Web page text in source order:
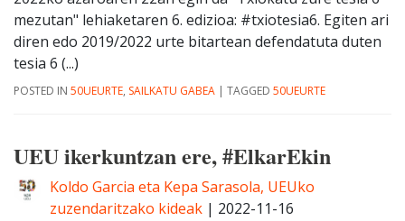
mezutan" lehiaketaren 6. edizioa: #txiotesia6. Egiten ari
diren edo 2019/2022 urte bitartean defendatuta duten
tesia 6 (...)
POSTED IN 50UEURTE, SAILKATU GABEA | TAGGED 50UEURTE
UEU ikerkuntzan ere, #ElkarEkin
Koldo Garcia eta Kepa Sarasola, UEUko
zuzendaritzako kideak | 2022-11-16